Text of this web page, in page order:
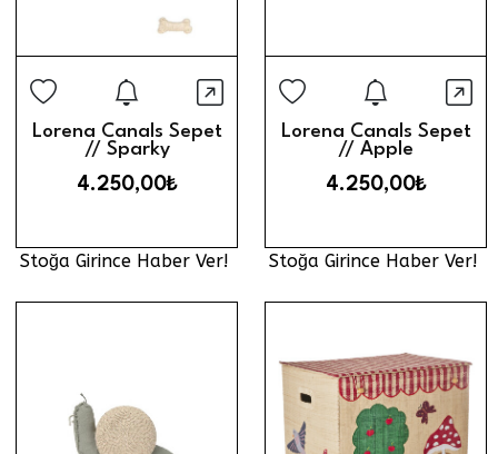
Stoğa Girince Haber Ver
Hızlı Görünüm
Lorena Canals Sepet
// Sparky
4.250,00₺
Stoğa Girince Haber Ver!
Stoğa
Lorena Canals Sepet
// Apple
4.250,00₺
Stoğa Girince Haber Ver!